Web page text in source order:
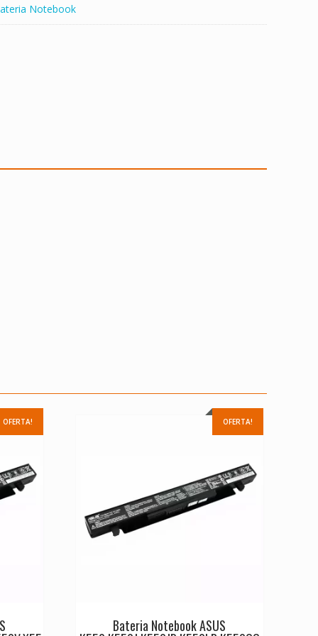
Notebook
OFERTA! OFERTA!
Bateria Notebook ASUS